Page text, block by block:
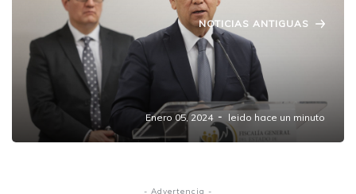
NOTICIAS ANTIGUAS
Fiscalía de Puebla identifica a los
responsables de las masacres en Canoa,
Amozoc y San Jerónimo Caleras
Enero 05, 2024 leido hace un minuto
- Advertencia -